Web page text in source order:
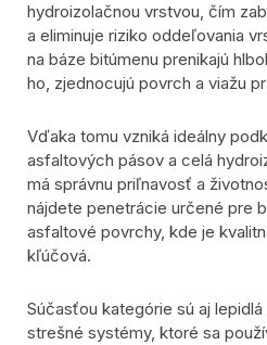
hydroizolačnou vrstvou, čím
a eliminuje riziko oddeľovania
na báze bitúmenu prenikajú
ho, zjednocujú povrch a viažu
Vďaka tomu vzniká ideálny
asfaltových pásov a celá
má správnu priľnavosť a
nájdete penetrácie určené pre
asfaltové povrchy, kde je
kľúčová.
Súčasťou kategórie sú aj
strešné systémy, ktoré sa